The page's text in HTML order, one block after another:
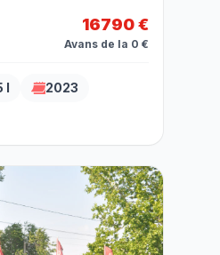
16790 €
Avans de la 0 €
l
2023